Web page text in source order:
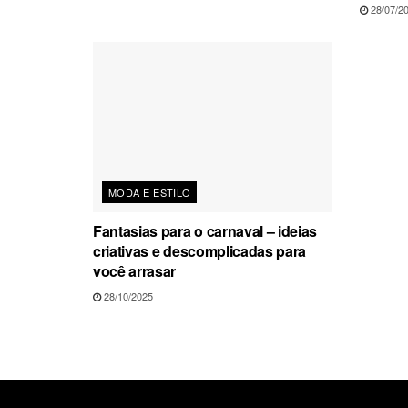
28/07/
MODA E ESTILO
Fantasias para o carnaval – ideias
criativas e descomplicadas para
você arrasar
28/10/2025